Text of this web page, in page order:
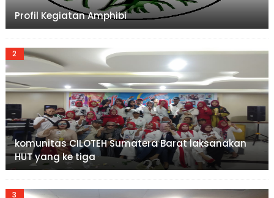
Profil Kegiatan Amphibi
komunitas CILOTEH Sumatera Barat laksanakan
HUT yang ke tiga